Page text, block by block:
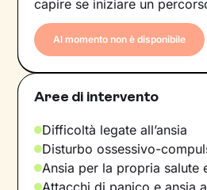
capire se iniziare un
Al momento non è disponibile
Aree di intervento
Difficoltà legate all’ansia
Disturbo ossessivo-
Ansia per la propria salute
Attacchi di panico e ansia